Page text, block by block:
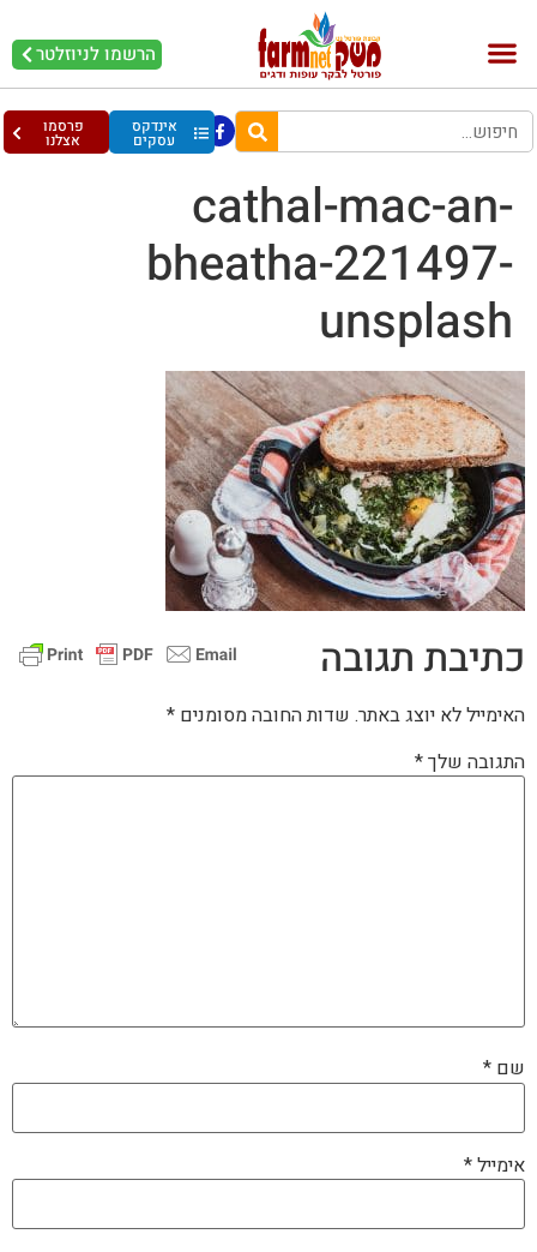
הרשמו לניוזלטר
אינדקס
עסקים
פרסמו
אצלנו
cathal-mac-an-
bheatha-221497-
unsplash
כתיבת תגובה
האימייל לא יוצג באתר. שדות החובה מסומנים *
התגובה שלך*
שם *
אימייל*